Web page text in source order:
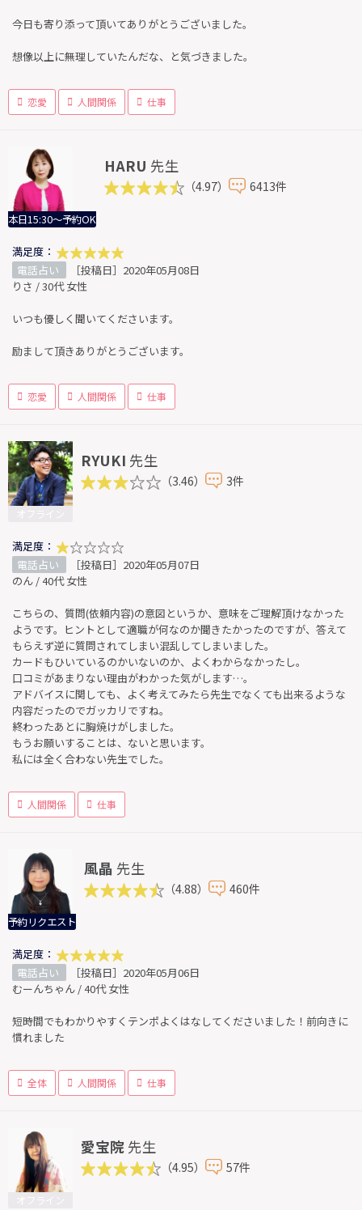
今日も寄り添って頂いてありがとうございました。
想像以上に無理していたんだな、と気づきました。
恋愛 人間関係 仕事
本日15:30～予約OK
HARU 先生
（4.97） 6413件
満足度：
電話占い
［投稿日］2020年05月08日
りさ / 30代 女性
いつも優しく聞いてくださいます。
励まして頂きありがとうございます。
恋愛 人間関係 仕事
RYUKI 先生
（3.46） 3件
満足度：
電話占い
［投稿日］2020年05月07日
のん / 40代 女性
こちらの、質問(依頼内容)の意図というか、意味をご理解頂けなかった
ようです。ヒントとして適職が何なのか聞きたかったのですが、答えて
もらえず逆に質問されてしまい混乱してしまいました。
カードもひいているのかいないのか、よくわからなかったし。
口コミがあまりない理由がわかった気がします…。
アドバイスに関しても、よく考えてみたら先生でなくても出来るような
内容だったのでガッカリですね。
終わったあとに胸焼けがしました。
もうお願いすることは、ないと思います。
私には全く合わない先生でした。
人間関係 仕事
予約リクエスト
風晶 先生
（4.88） 460件
満足度：
電話占い
［投稿日］2020年05月06日
むーんちゃん / 40代 女性
短時間でもわかりやすくテンポよくはなしてくださいました！前向きに
慣れました
全体 人間関係 仕事
愛宝院 先生
（4.95） 57件